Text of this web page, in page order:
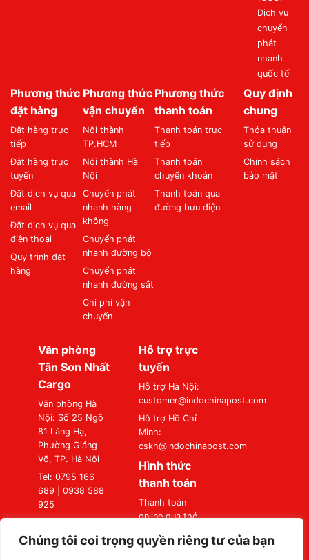
Chúng tôi coi trọng quyền riêng tư của bạn
Dịch vụ
chuyển
phát
nhanh
quốc tế
Phương thức
đặt hàng
Đặt hàng trực
tiếp
Đặt hàng trực
tuyến
Đặt dịch vụ qua
email
Đặt dịch vụ qua
điện thoại
Quy trình đặt
hàng
Phương thức
vận chuyển
Nội thành
TP.HCM
Nội thành Hà
Nội
Chuyển phát
nhanh hàng
không
Chuyển phát
nhanh đường bộ
Chuyển phát
nhanh đường sắt
Chi phí vận
chuyển
Phương thức
thanh toán
Thanh toán trực
tiếp
Thanh toán
chuyển khoản
Thanh toán qua
đường bưu điện
Quy định
chung
Thỏa thuận
sử dụng
Chính sách
bảo mật
Văn phòng
Tân Sơn Nhất
Cargo
Văn phòng Hà
Nội: Số 25 Ngõ
81 Láng Hạ,
Phường Giảng
Võ, TP. Hà Nội
Tel: 0795 166
689 | 0938 588
925
Gòn: Số 87
Đường A4
Hỗ trợ trực
tuyến
Hỗ trợ Hà Nội:
customer@indochinapost.com
Hỗ trợ Hồ Chí
Minh:
cskh@indochinapost.com
Hình thức
thanh toán
Thanh toán
online qua thẻ
Thanh toán tại